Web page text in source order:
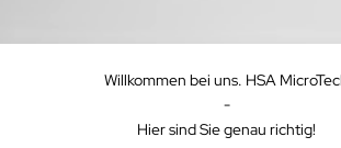
Willkommen bei uns. HSA
-
Hier sind Sie genau richtig!